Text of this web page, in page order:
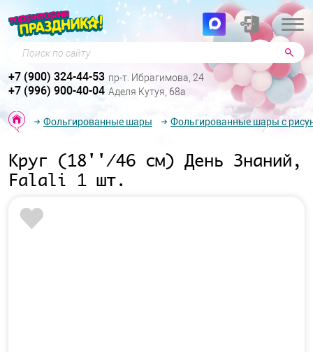
Поиск по сайту
+7 (900) 324-44-53 пр-т. Ибрагимова, 24
+7 (996) 900-40-04 Аделя Кутуя, 68а
Фольгированные шары Фольгированные шары с
Круг (18''/46 см) День Знаний,
Falali 1 шт.